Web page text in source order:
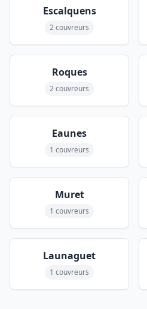
Escalquens
2 couvreurs
Roques
2 couvreurs
Eaunes
1 couvreurs
Muret
1 couvreurs
Launaguet
1 couvreurs